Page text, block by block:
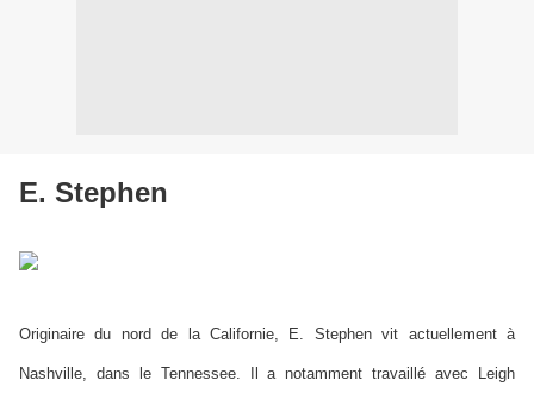
E. Stephen
Originaire du nord de la Californie, E. Stephen vit actuellement à
Nashville, dans le Tennessee. Il a notamment travaillé avec Leigh